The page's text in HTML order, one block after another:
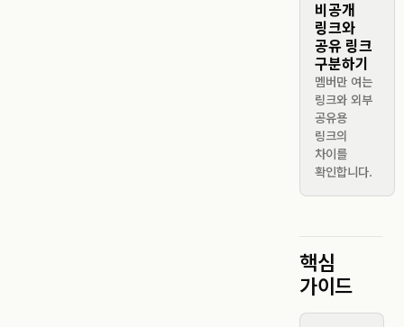
비공개
링크와
공유 링크
구분하기
멤버만 여는
링크와 외부
공유용
링크의
차이를
확인합니다.
핵심
가이드